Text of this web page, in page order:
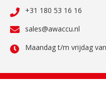
+31 180 53 16 16
sales@awaccu.nl
Maandag t/m vrijdag